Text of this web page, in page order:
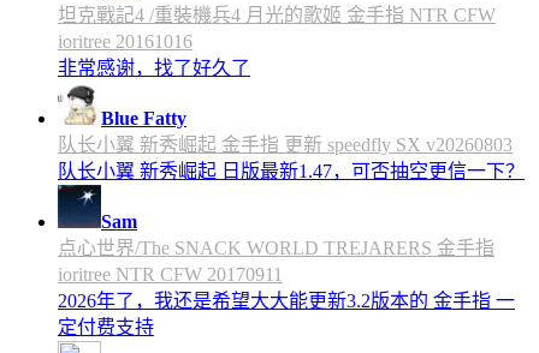
坦克戰記4 /重裝機兵4 月光的歌姬 金手指 NTR CFW
ioritree 20161016
非常感谢，找了好久了
Blue Fatty
队长小翼 新秀崛起 金手指 更新 speedfly SX v20260803
队长小翼 新秀崛起 日版最新1.47，可否抽空更信一下？
Sam
点心世界/The SNACK WORLD TREJARERS 金手指
ioritree NTR CFW 20170911
2026年了，我还是希望大大能更新3.2版本的 金手指 一
定付费支持